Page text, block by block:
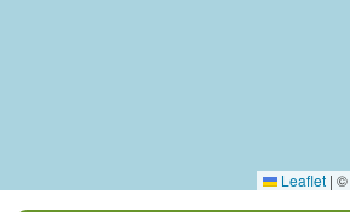
Leaflet | ©